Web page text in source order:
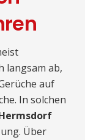
langsam ab,
auf
In solchen
Über